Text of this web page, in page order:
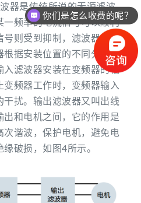
器是传统所说的无源滤波
频率的电流信号可以顺利
则受到抑制，滤波器实际
根据安装位置的不同分为输
入滤波器安装在变频器的输
频器工作时，变频器输入
扰。输出滤波器又叫出线
和电机之间，它的作用是
谐波，保护电机，避免电
破损，如图4所示。
你们是怎么收费的呢？